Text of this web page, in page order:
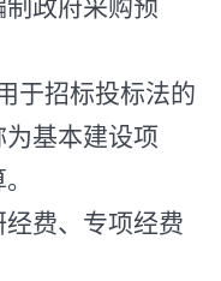
政府采购预
于招标投标法的
基本建设项
费、专项经费